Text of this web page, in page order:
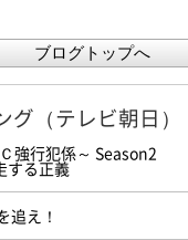
ブログトップへ
（テレビ朝日）
強行犯係～ Season2
する正義
追え！